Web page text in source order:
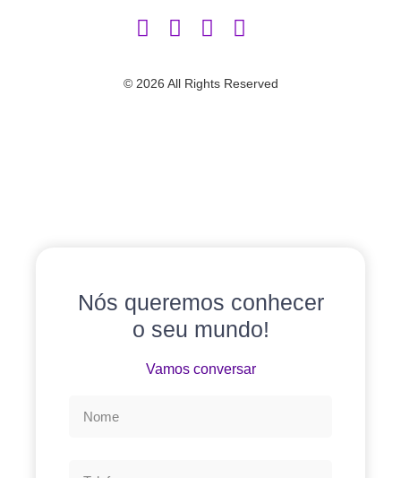
© 2026 All Rights Reserved
Nós queremos conhecer
o seu mundo!
Vamos conversar